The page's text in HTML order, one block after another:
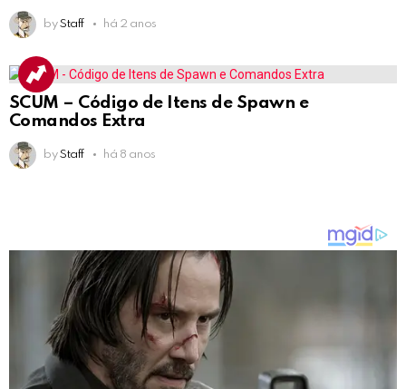
by Staff há 2 anos
SCUM – Código de Itens de Spawn e
Comandos Extra
by Staff há 8 anos